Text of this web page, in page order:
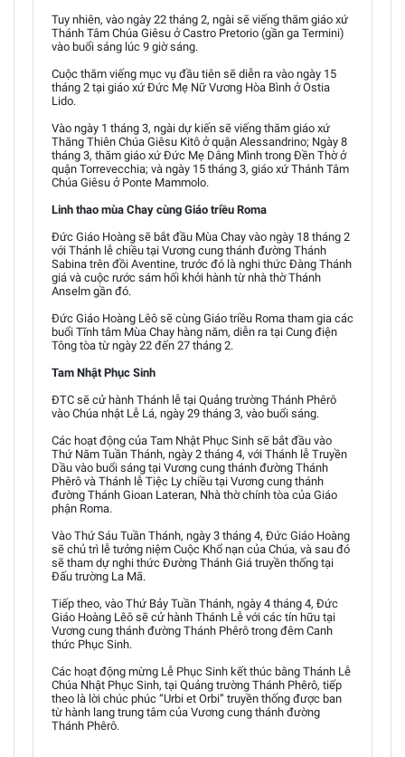
Tuy nhiên, vào ngày 22 tháng 2, ngài sẽ viếng thăm giáo xứ
Thánh Tâm Chúa Giêsu ở Castro Pretorio (gần ga Termini)
vào buổi sáng lúc 9 giờ sáng.
Cuộc thăm viếng mục vụ đầu tiên sẽ diễn ra vào ngày 15
tháng 2 tại giáo xứ Đức Mẹ Nữ Vương Hòa Bình ở Ostia
Lido.
Vào ngày 1 tháng 3, ngài dự kiến sẽ viếng thăm giáo xứ
Thăng Thiên Chúa Giêsu Kitô ở quận Alessandrino; Ngày 8
tháng 3, thăm giáo xứ Đức Mẹ Dâng Mình trong Đền Thờ ở
quận Torrevecchia; và ngày 15 tháng 3, giáo xứ Thánh Tâm
Chúa Giêsu ở Ponte Mammolo.
Linh thao mùa Chay cùng Giáo triều Roma
Đức Giáo Hoàng sẽ bắt đầu Mùa Chay vào ngày 18 tháng 2
với Thánh lễ chiều tại Vương cung thánh đường Thánh
Sabina trên đồi Aventine, trước đó là nghi thức Đàng Thánh
giá và cuộc rước sám hối khởi hành từ nhà thờ Thánh
Anselm gần đó.
Đức Giáo Hoàng Lêô sẽ cùng Giáo triều Roma tham gia các
buổi Tĩnh tâm Mùa Chay hàng năm, diễn ra tại Cung điện
Tông tòa từ ngày 22 đến 27 tháng 2.
Tam Nhật Phục Sinh
ĐTC sẽ cử hành Thánh lễ tại Quảng trường Thánh Phêrô
vào Chúa nhật Lễ Lá, ngày 29 tháng 3, vào buổi sáng.
Các hoạt động của Tam Nhật Phục Sinh sẽ bắt đầu vào
Thứ Năm Tuần Thánh, ngày 2 tháng 4, với Thánh lễ Truyền
Dầu vào buổi sáng tại Vương cung thánh đường Thánh
Phêrô và Thánh lễ Tiệc Ly chiều tại Vương cung thánh
đường Thánh Gioan Lateran, Nhà thờ chính tòa của Giáo
phận Roma.
Vào Thứ Sáu Tuần Thánh, ngày 3 tháng 4, Đức Giáo Hoàng
sẽ chủ trì lễ tưởng niệm Cuộc Khổ nạn của Chúa, và sau đó
sẽ tham dự nghi thức Đường Thánh Giá truyền thống tại
Đấu trường La Mã.
Tiếp theo, vào Thứ Bảy Tuần Thánh, ngày 4 tháng 4, Đức
Giáo Hoàng Lêô sẽ cử hành Thánh Lễ với các tín hữu tại
Vương cung thánh đường Thánh Phêrô trong đêm Canh
thức Phục Sinh.
Các hoạt động mừng Lễ Phục Sinh kết thúc bằng Thánh Lễ
Chúa Nhật Phục Sinh, tại Quảng trường Thánh Phêrô, tiếp
theo là lời chúc phúc “Urbi et Orbi” truyền thống được ban
từ hành lang trung tâm của Vương cung thánh đường
Thánh Phêrô.